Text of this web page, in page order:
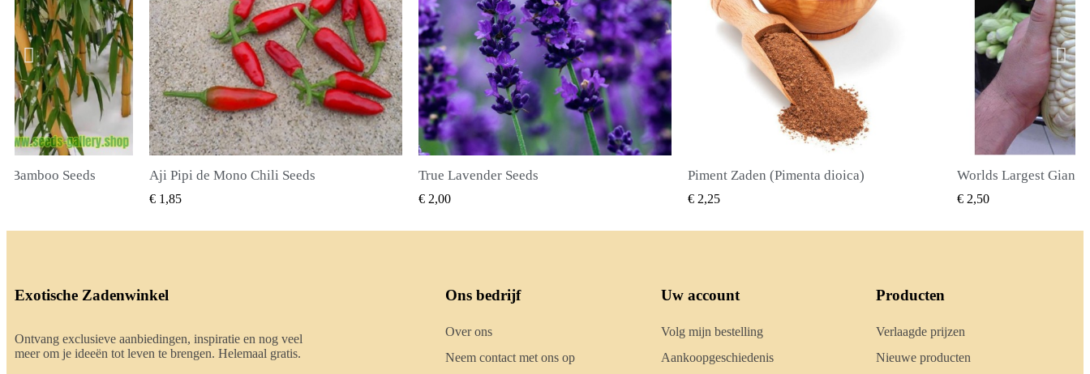
BEKIJKEN
Seeds SNEL BEKIJKEN
True Lavender Seeds
€ 2,00
SNEL BEKIJKEN
Piment Zaden (Pimenta dioica)
€ 2,25
SNEL BEKIJKEN
€ 2,50
SNEL
€ 2,40
Exotische Zadenwinkel
Ontvang exclusieve aanbiedingen, inspiratie en nog veel
meer om je ideeën tot leven te brengen. Helemaal gratis.
Ons bedrijf
Over ons
Neem contact met ons op
Uw account
Volg mijn bestelling
Aankoopgeschiedenis
Producten
Verlaagde prijzen
Nieuwe producten